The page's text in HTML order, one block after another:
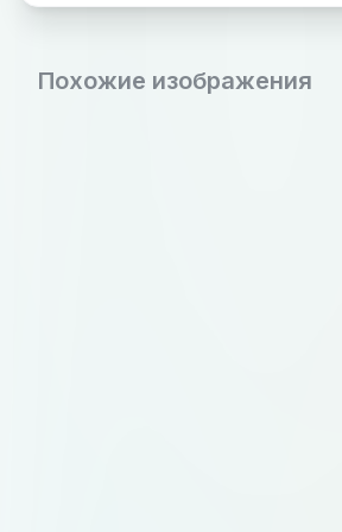
Похожие изображения